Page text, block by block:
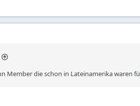
Member die schon in Lateinamerika waren